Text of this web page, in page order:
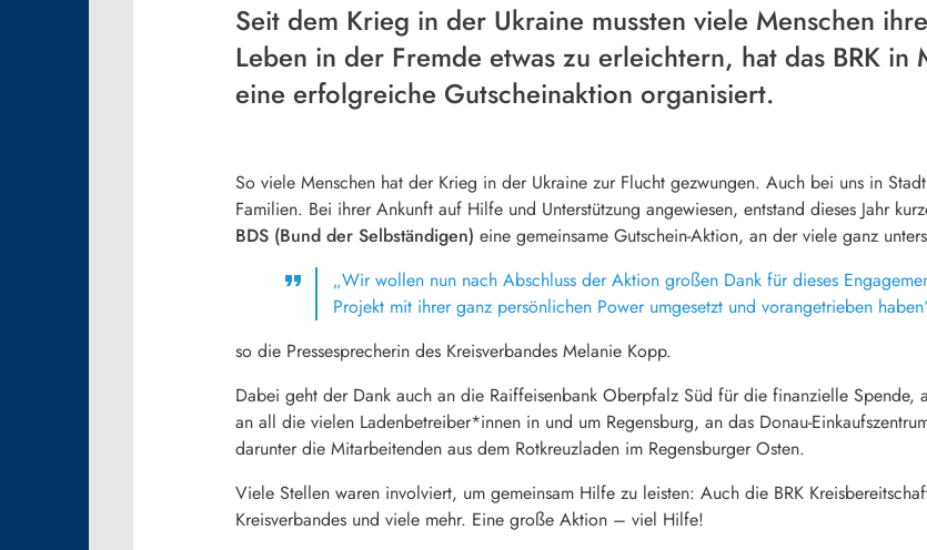
Seit dem Krieg in der Ukraine mussten viele Menschen
Leben in der Fremde etwas zu erleichtern, hat das BRK
eine erfolgreiche Gutscheinaktion organisiert.
So viele Menschen hat der Krieg in der Ukraine zur Flucht gezwungen. Auch bei uns in
Familien. Bei ihrer Ankunft auf Hilfe und Unterstützung angewiesen, entstand dieses Jahr
BDS (Bund der Selbständigen) eine gemeinsame Gutschein-Aktion, an der viele ganz
„Wir wollen nun nach Abschluss der Aktion großen Dank für dieses
Projekt mit ihrer ganz persönlichen Power umgesetzt und vorangetrieben
so die Pressesprecherin des Kreisverbandes Melanie Kopp.
Dabei geht der Dank auch an die Raiffeisenbank Oberpfalz Süd für die finanzielle Spende,
an all die vielen Ladenbetreiber*innen in und um Regensburg, an das Donau-
darunter die Mitarbeitenden aus dem Rotkreuzladen im Regensburger Osten.
Viele Stellen waren involviert, um gemeinsam Hilfe zu leisten: Auch die BRK
Kreisverbandes und viele mehr. Eine große Aktion – viel Hilfe!